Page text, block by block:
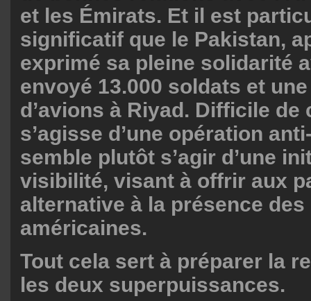
et les Émirats. Et il est
significatif que le Pakistan,
exprimé sa pleine solidarité
envoyé 13.000 soldats et
d’avions à Riyad. Difficile de
s’agisse d’une opération
semble plutôt s’agir d’une
visibilité, visant à offrir aux
alternative à la présence des
américaines.
Tout cela sert à préparer la
les deux superpuissances.